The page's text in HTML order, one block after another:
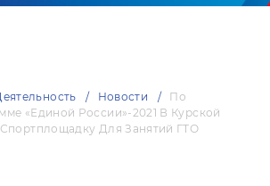
Новости
По
«Единой России»-2021 В Курской
Для Занятий ГТО